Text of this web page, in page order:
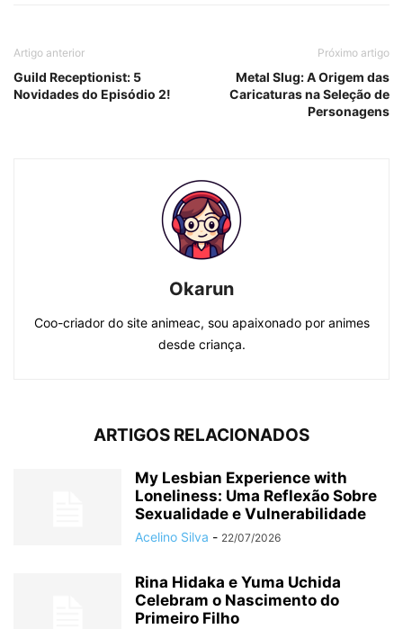
Artigo anterior
Guild Receptionist: 5
Novidades do Episódio 2!
Próximo artigo
Metal Slug: A Origem das
Caricaturas na Seleção de
Personagens
Okarun
Coo-criador do site animeac, sou apaixonado por animes
desde criança.
ARTIGOS RELACIONADOS
My Lesbian Experience with
Loneliness: Uma Reflexão Sobre
Sexualidade e Vulnerabilidade
Acelino Silva - 22/07/2026
Rina Hidaka e Yuma Uchida
Celebram o Nascimento do
Primeiro Filho